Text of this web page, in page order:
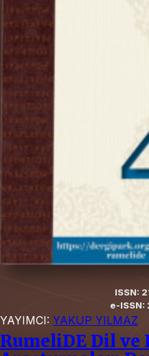
ISSN:
e-ISSN:
YAYIMCI: YAKUP YILMAZ
RumeliDE Dil ve